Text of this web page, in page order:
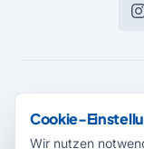
Cookie-
Wir nutzen